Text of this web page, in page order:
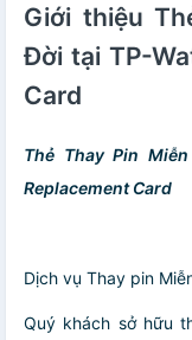
Giới thiệu
Đời tại TP-
Card
Thẻ Thay Pin
Replacement Card
Dịch vụ Thay pin
Quý khách sở hữu